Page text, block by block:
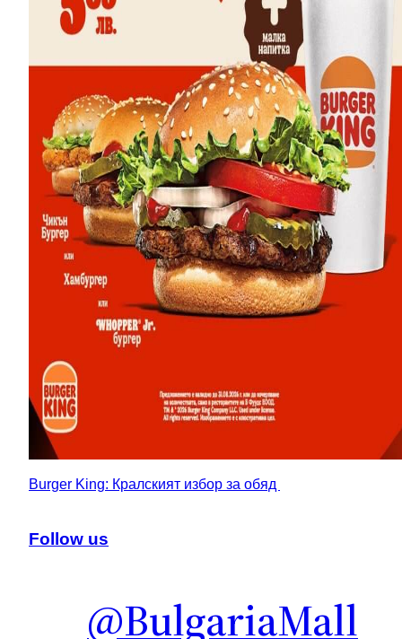
Burger King: Кралският избор за обяд
Follow us
@BulgariaMall